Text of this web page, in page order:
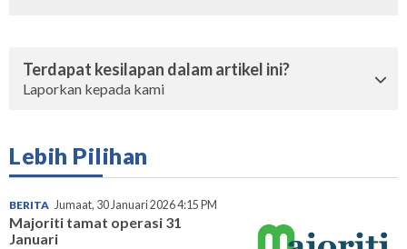
Terdapat kesilapan dalam artikel ini?
Laporkan kepada kami
Lebih Pilihan
BERITA Jumaat, 30 Januari 2026 4:15 PM
Majoriti tamat operasi 31
Januari